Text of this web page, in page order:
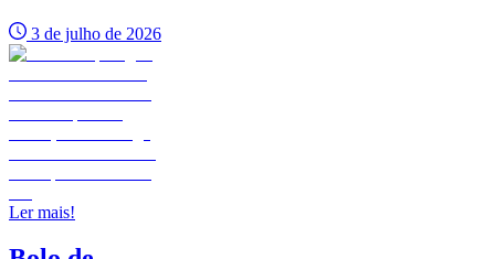
3 de julho de 2026
Ler mais!